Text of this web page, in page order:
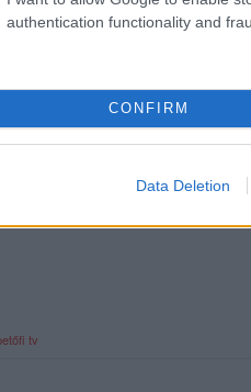
authentication functionality and
CONFIRM
Data Deletion
AZ
talált vasárnaponként 22.00-tól
tv